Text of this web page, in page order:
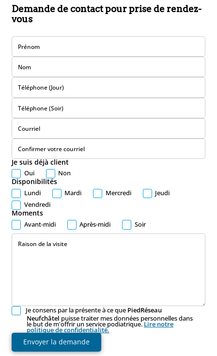
Demande de contact pour prise de rendez-
vous
Prénom
Nom
Téléphone (Jour)
Téléphone (Soir)
Courriel
Confirmer votre courriel
Je suis déjà client
Oui Non
Disponibilités
Lundi Mardi Mercredi
Jeudi
Vendredi
Moments
Avant-midi Après-midi Soir
Raison de la visite
Je consens par la présente à ce que PiedRéseau
Neufchâtel puisse traiter mes données personnelles dans
le but de m'offrir un service podiatrique. Lire notre
politique de confidentialité.
Envoyer la demande